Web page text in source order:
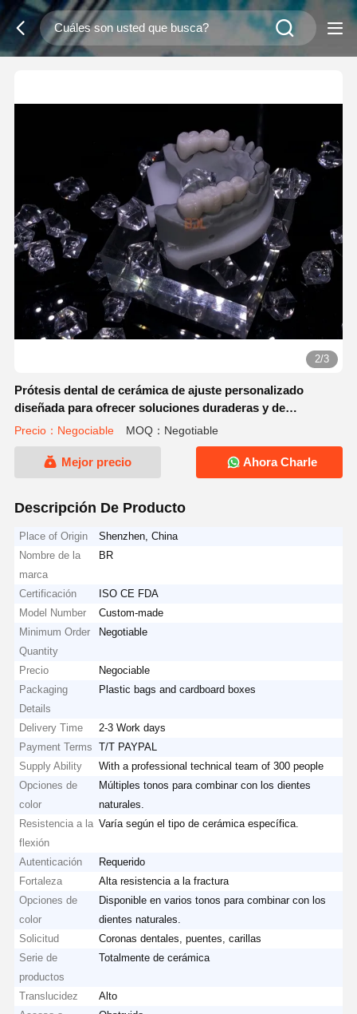
2/3
Prótesis dental de cerámica de ajuste personalizado
diseñada para ofrecer soluciones duraderas y de
apariencia natural para laboratorios dentales
Precio：Negociable MOQ：Negotiable
Mejor precio Ahora Charle
Descripción De Producto
Place of Origin
Shenzhen, China
Nombre de la
marca
BR
Certificación
ISO CE FDA
Model Number
Custom-made
Minimum Order
Quantity
Negotiable
Precio
Negociable
Packaging
Details
Plastic bags and cardboard boxes
Delivery Time
2-3 Work days
Payment Terms
T/T PAYPAL
Supply Ability
With a professional technical team of 300 people
Opciones de
color
Múltiples tonos para combinar con los dientes
naturales.
Resistencia a la
flexión
Varía según el tipo de cerámica específica.
Autenticación
Requerido
Fortaleza
Alta resistencia a la fractura
Opciones de
color
Disponible en varios tonos para combinar con los
dientes naturales.
Solicitud
Coronas dentales, puentes, carillas
Serie de
productos
Totalmente de cerámica
Translucidez
Alto